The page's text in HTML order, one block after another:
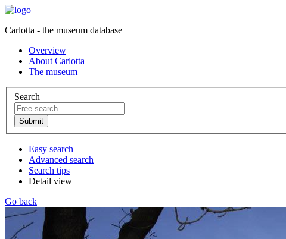
Carlotta - the museum database
Overview
About Carlotta
The museum
Search
Easy search
Advanced search
Search tips
Detail view
Go back